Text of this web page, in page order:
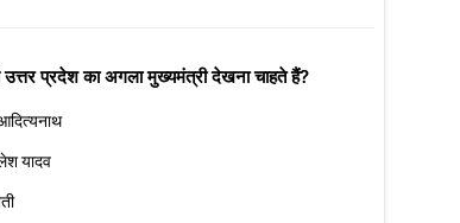
प्रदेश का अगला मुख्यमंत्री देखना चाहते हैं?
यादव